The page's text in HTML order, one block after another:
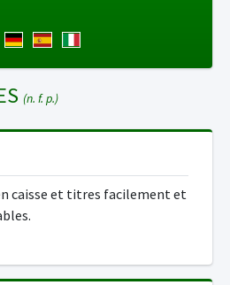
(n. f. p.)
caisse et titres facilement et